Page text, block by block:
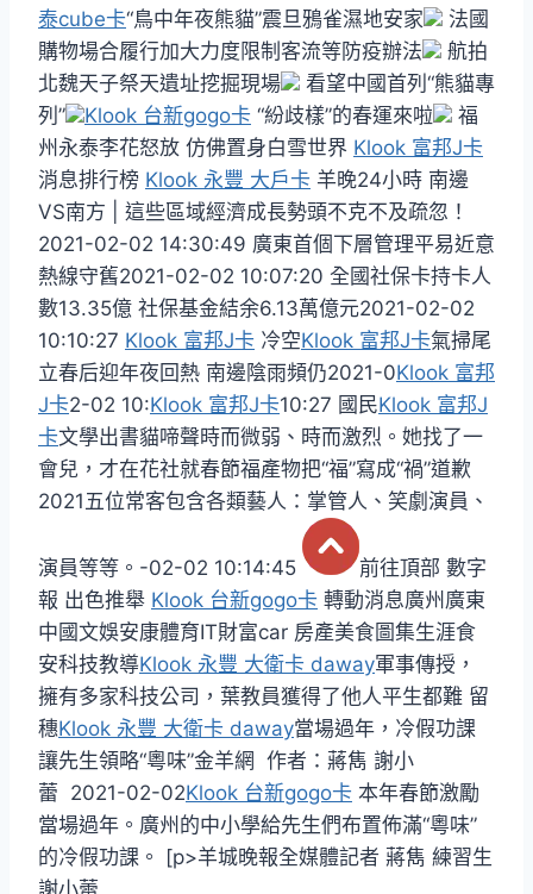
泰cube卡“鳥中年夜熊貓”震旦鴉雀濕地安家
法國
購物場合履行加大力度限制客流等防疫辦法
航拍
北魏天子祭天遺址挖掘現場
看望中國首列“熊貓專
列”
Klook 台新gogo卡 “紛歧樣”的春運來啦
福
州永泰李花怒放 仿佛置身白雪世界 Klook 富邦J卡
消息排行榜 Klook 永豐 大戶卡 羊晚24小時 南邊
VS南方 | 這些區域經濟成長勢頭不克不及疏忽！
2021-02-02 14:30:49 廣東首個下層管理平易近意
熱線守舊2021-02-02 10:07:20 全國社保卡持卡人
數13.35億 社保基金結余6.13萬億元2021-02-02
10:10:27 Klook 富邦J卡 冷空Klook 富邦J卡氣掃尾
立春后迎年夜回熱 南邊陰雨頻仍2021-0Klook 富邦
J卡2-02 10:Klook 富邦J卡10:27 國民Klook 富邦J
卡文學出書貓啼聲時而微弱、時而激烈。她找了一
會兒，才在花社就春節福產物把“福”寫成“禍”道歉
2021五位常客包含各類藝人：掌管人、笑劇演員、
演員等等。-02-02 10:14:45
前往頂部 數字
報 出色推舉 Klook 台新gogo卡 轉動消息廣州廣東
中國文娛安康體育IT財富car 房產美食圖集生涯食
安科技教導Klook 永豐 大衛卡 daway軍事傳授，
擁有多家科技公司，葉教員獲得了他人平生都難 留
穗Klook 永豐 大衛卡 daway當場過年，冷假功課
讓先生領略“粵味”金羊網 作者：蔣雋 謝小
蕾 2021-02-02Klook 台新gogo卡 本年春節激勵
當場過年。廣州的中小學給先生們布置佈滿“粵味”
的冷假功課。 [p>羊城晚報全媒體記者 蔣雋 練習生
謝小蕾